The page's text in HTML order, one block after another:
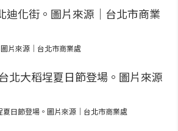
片來源｜台北市商業處
日節登場。圖片來源｜台北市商業處